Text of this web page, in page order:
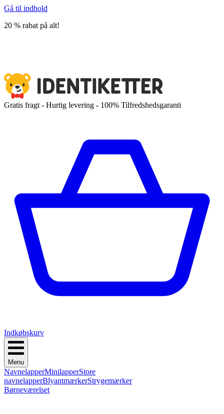
Gå til indhold
20 % rabat på alt!
Gratis fragt - Hurtig levering - 100% Tilfredshedsgaranti
Indkøbskurv
Menu
NavnelapperMinilapperStore
navnelapperBlyantmærkerStrygemærker
Børneværelset